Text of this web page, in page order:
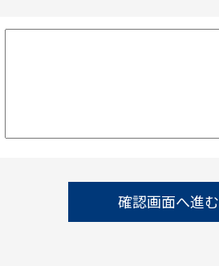
確認画面へ進む